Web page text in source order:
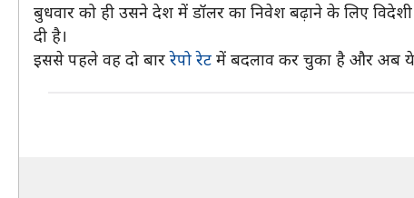
बुधवार को ही उसने देश में डॉलर का निवेश बढ़ाने के लिए
दी है।
इससे पहले वह दो बाररेपो रेट में बदलाव कर चुका है और अब ये